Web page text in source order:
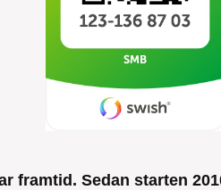
framtid. Sedan starten